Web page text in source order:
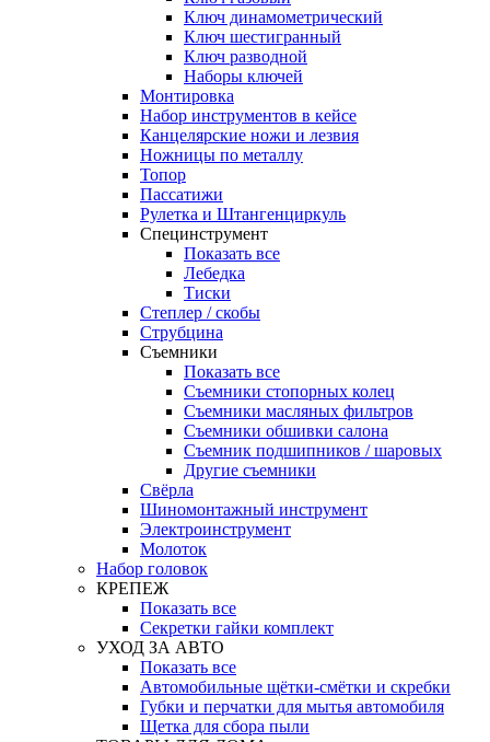
Ключ динамометрический
Ключ шестигранный
Ключ разводной
Наборы ключей
Монтировка
Набор инструментов в кейсе
Канцелярские ножи и лезвия
Ножницы по металлу
Топор
Пассатижи
Рулетка и Штангенциркуль
Специнструмент
Показать все
Лебедка
Тиски
Степлер / скобы
Струбцина
Съемники
Показать все
Съемники стопорных колец
Съемники масляных фильтров
Съемники обшивки салона
Съемник подшипников / шаровых
Другие съемники
Свёрла
Шиномонтажный инструмент
Электроинструмент
Молоток
Набор головок
КРЕПЕЖ
Показать все
Секретки гайки комплект
УХОД ЗА АВТО
Показать все
Автомобильные щётки-смётки и скребки
Губки и перчатки для мытья автомобиля
Щетка для сбора пыли